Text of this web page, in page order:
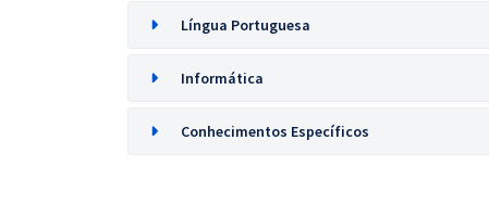
Língua Portuguesa
Informática
Conhecimentos Específicos